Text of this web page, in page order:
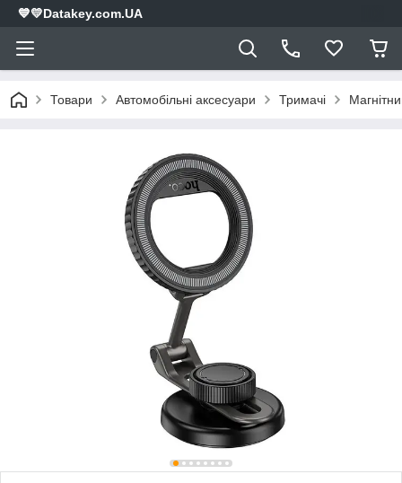
💙💛Datakey.com.UA
Товари Автомобільні аксесуари Тримачі